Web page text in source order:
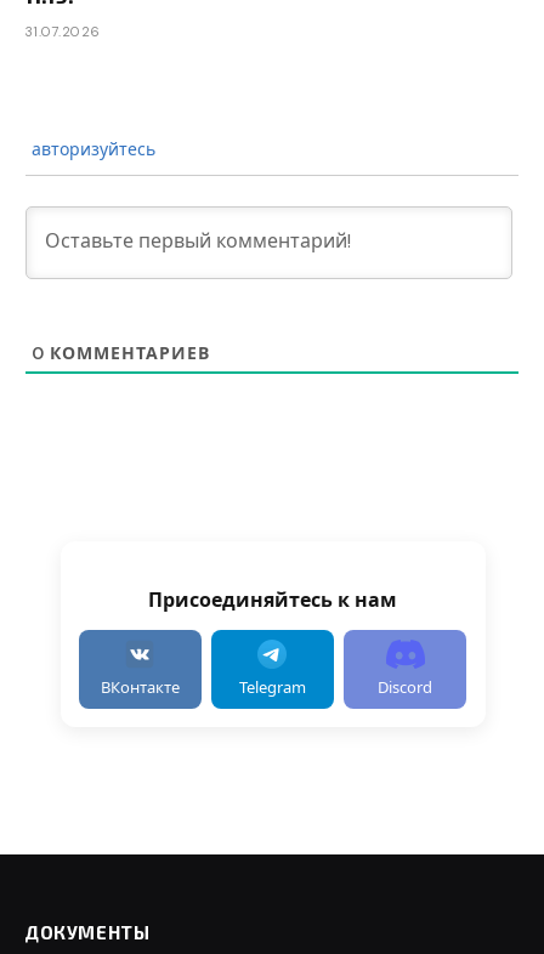
31.07.2026
авторизуйтесь
0 КОММЕНТАРИЕВ
Присоединяйтесь к нам
ВКонтакте Telegram Discord
ДОКУМЕНТЫ